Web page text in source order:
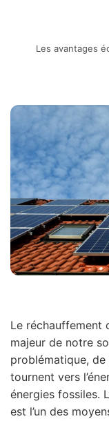
Les avantages
Le réchauffement
majeur de notre
problématique,
tournent vers
énergies fossiles.
est l’un des